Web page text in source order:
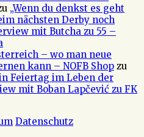
„Wenn du denkst es geht
nächsten Derby noch
mit Butcha zu 55 –
– wo man neue
kann – NOFB Shop zu
Feiertag im Leben der
mit Boban Lapčević zu FK
Datenschutz